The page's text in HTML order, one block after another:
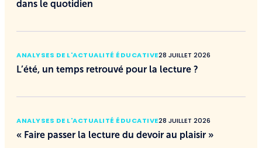
dans le quotidien
ANALYSES DE L'ACTUALITÉ ÉDUCATIVE28 JUILLET 2026
L’été, un temps retrouvé pour la lecture ?
ANALYSES DE L'ACTUALITÉ ÉDUCATIVE28 JUILLET 2026
« Faire passer la lecture du devoir au plaisir »